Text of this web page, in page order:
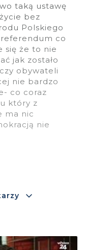
taką ustawę
bez
Polskiego
co
się że to nie
jak zostało
obywateli
nie bardzo
co coraz
który z
ma nic
nie